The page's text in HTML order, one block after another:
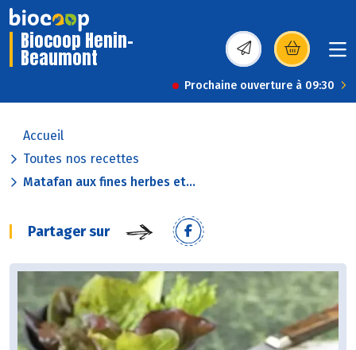
Biocoop Henin-
Beaumont (s’ouvre dans une
Prochaine ouverture à 09:30
Accueil
Toutes nos recettes
Matafan aux fines herbes et...
Partager sur